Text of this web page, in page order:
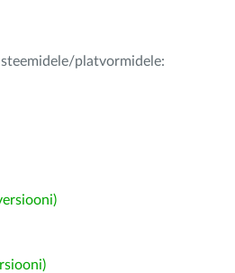
platvormidele: